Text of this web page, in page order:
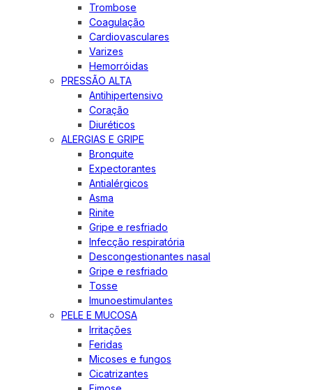
Trombose
Coagulação
Cardiovasculares
Varizes
Hemorróidas
PRESSÃO ALTA
Antihipertensivo
Coração
Diuréticos
ALERGIAS E GRIPE
Bronquite
Expectorantes
Antialérgicos
Asma
Rinite
Gripe e resfriado
Infecção respiratória
Descongestionantes nasal
Gripe e resfriado
Tosse
Imunoestimulantes
PELE E MUCOSA
Irritações
Feridas
Micoses e fungos
Cicatrizantes